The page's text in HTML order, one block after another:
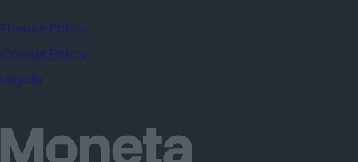
Privacy Policy
Cookie Policy
Legale